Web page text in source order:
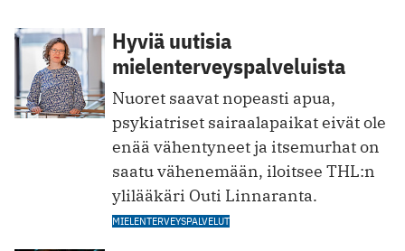
Hyviä uutisia
mielenterveyspalveluista
Nuoret saavat nopeasti apua,
psykiatriset sairaalapaikat eivät ole
enää vähentyneet ja itsemurhat on
saatu vähenemään, iloitsee THL:n
ylilääkäri Outi Linnaranta.
MIELENTERVEYSPALVELUT